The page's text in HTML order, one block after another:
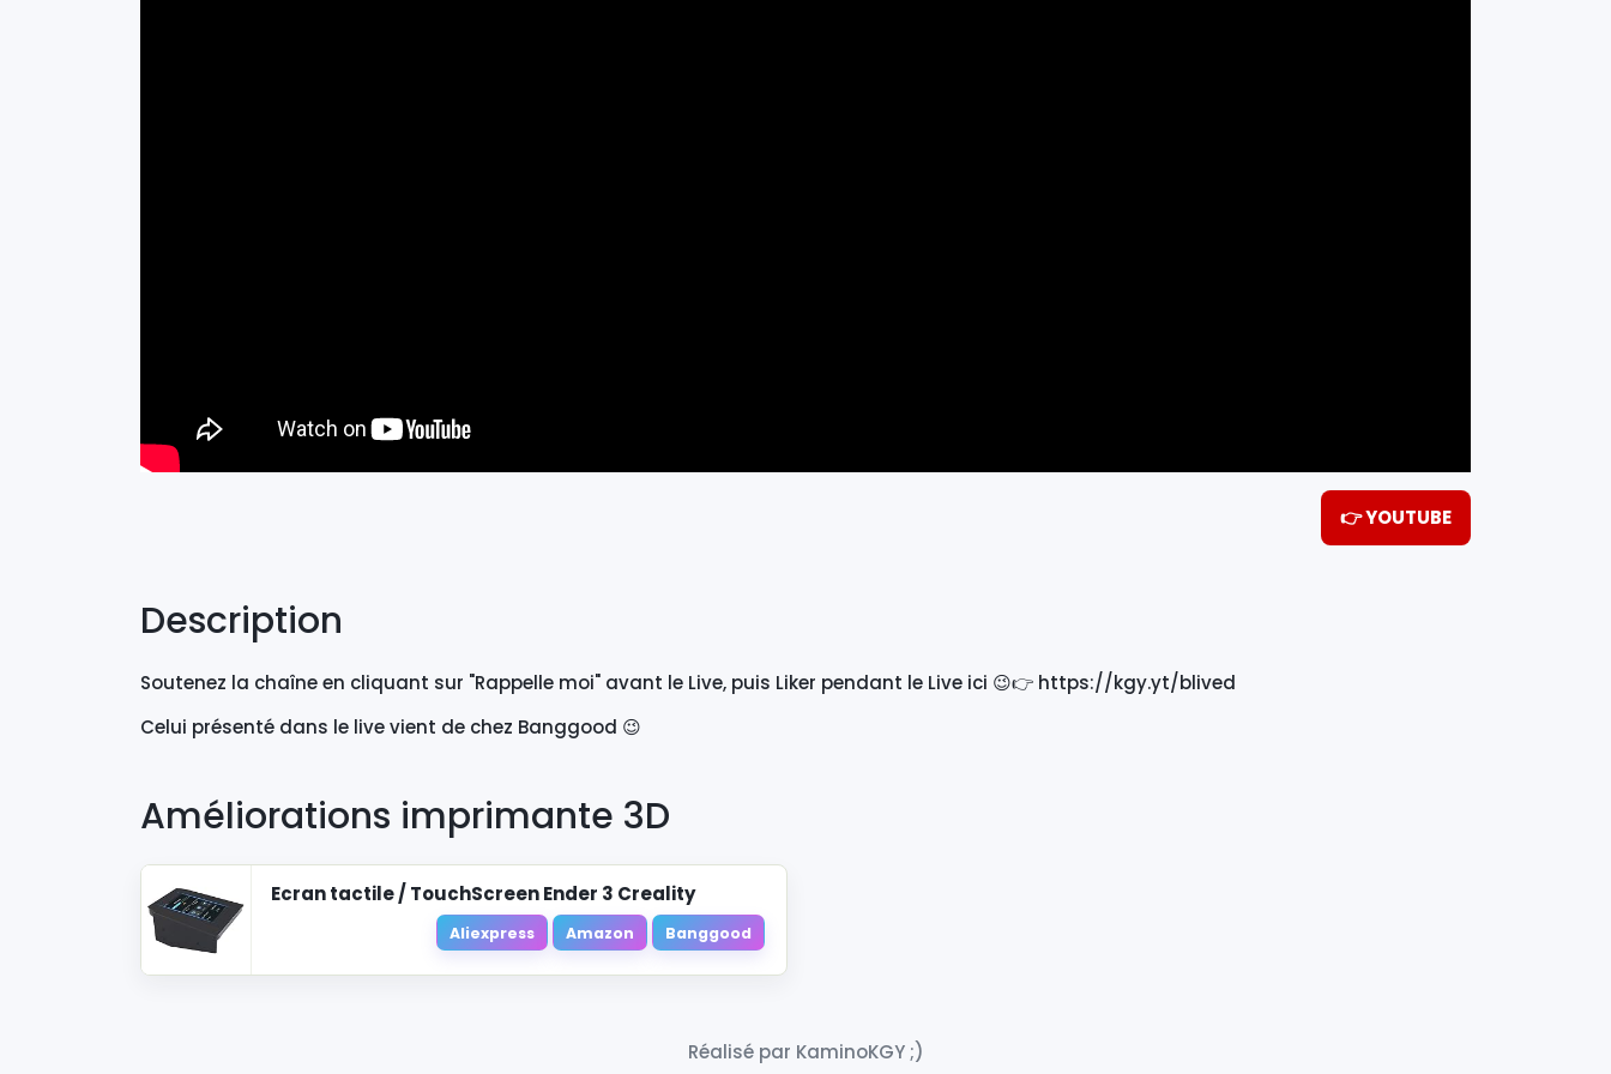
👉 YOUTUBE
Description
Soutenez la chaîne en cliquant sur "Rappelle moi" avant le Live, puis Liker pendant le Live ici 😉👉 https://kgy.yt/blived
Celui présenté dans le live vient de chez Banggood 😉
Améliorations imprimante 3D
Ecran tactile / TouchScreen Ender 3 Creality
Aliexpress Amazon Banggood
Réalisé par KaminoKGY ;)